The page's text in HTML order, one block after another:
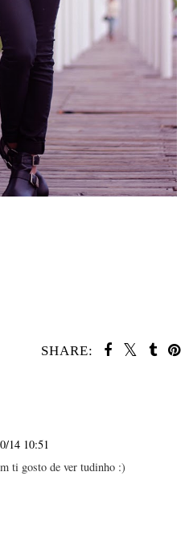
SHARE:
14 10:51
ti gosto de ver tudinho :)